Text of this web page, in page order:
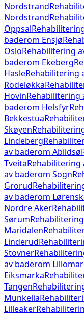
Nordstrand
Nordstrand
Oppsal
baderom Ensjø
OsloRehabilitering
baderom Ekeberg
HasleRehabilitering
Rodeløkka
HovinRehabilitering
baderom Helsfyr
Bekkestua
Skøyen
Lindeberg
av baderom Abildsø
TveitaRehabilitering
av baderom Sogn
Grorud
av baderom
Nordre Aker
Sørum
Maridalen
Linderud
Stovner
av baderom
Eiksmarka
Tangen
Munkelia
Lilleaker